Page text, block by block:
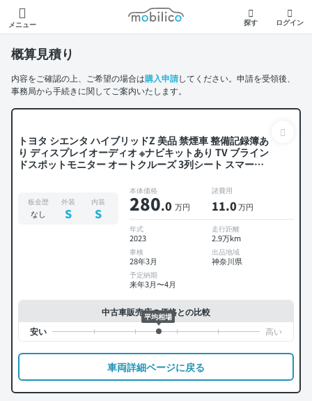
メニュー
モビリコ
探す ログイン
概算見積り
内容をご確認の上、ご希望の場合は購入申請してください。申請を受領後、
事務局から手続きに関してご案内いたします。
トヨタ シエンタ ハイブリッドZ 美品 禁煙車 整備記録簿あ
り ディスプレイオーディオ ※ナビキットあり TV ブライン
ドスポットモニター オートクルーズ 3列シート スマート
側電動スライドドア 7人乗り
板金歴
なし
外装
S
内装
S
本体価格
280.0 万円
諸費用
11.0万円
年式
2023
走行距離
2.9万km
車検
28年3月
出品地域
神奈川県
予定納期
来年3月〜4月
中古車販売店の価格との比較
平均相場
車両詳細ページに戻る